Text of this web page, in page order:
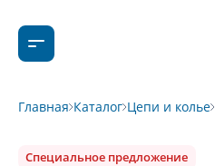
Главная Каталог Цепи и колье
Специальное предложение